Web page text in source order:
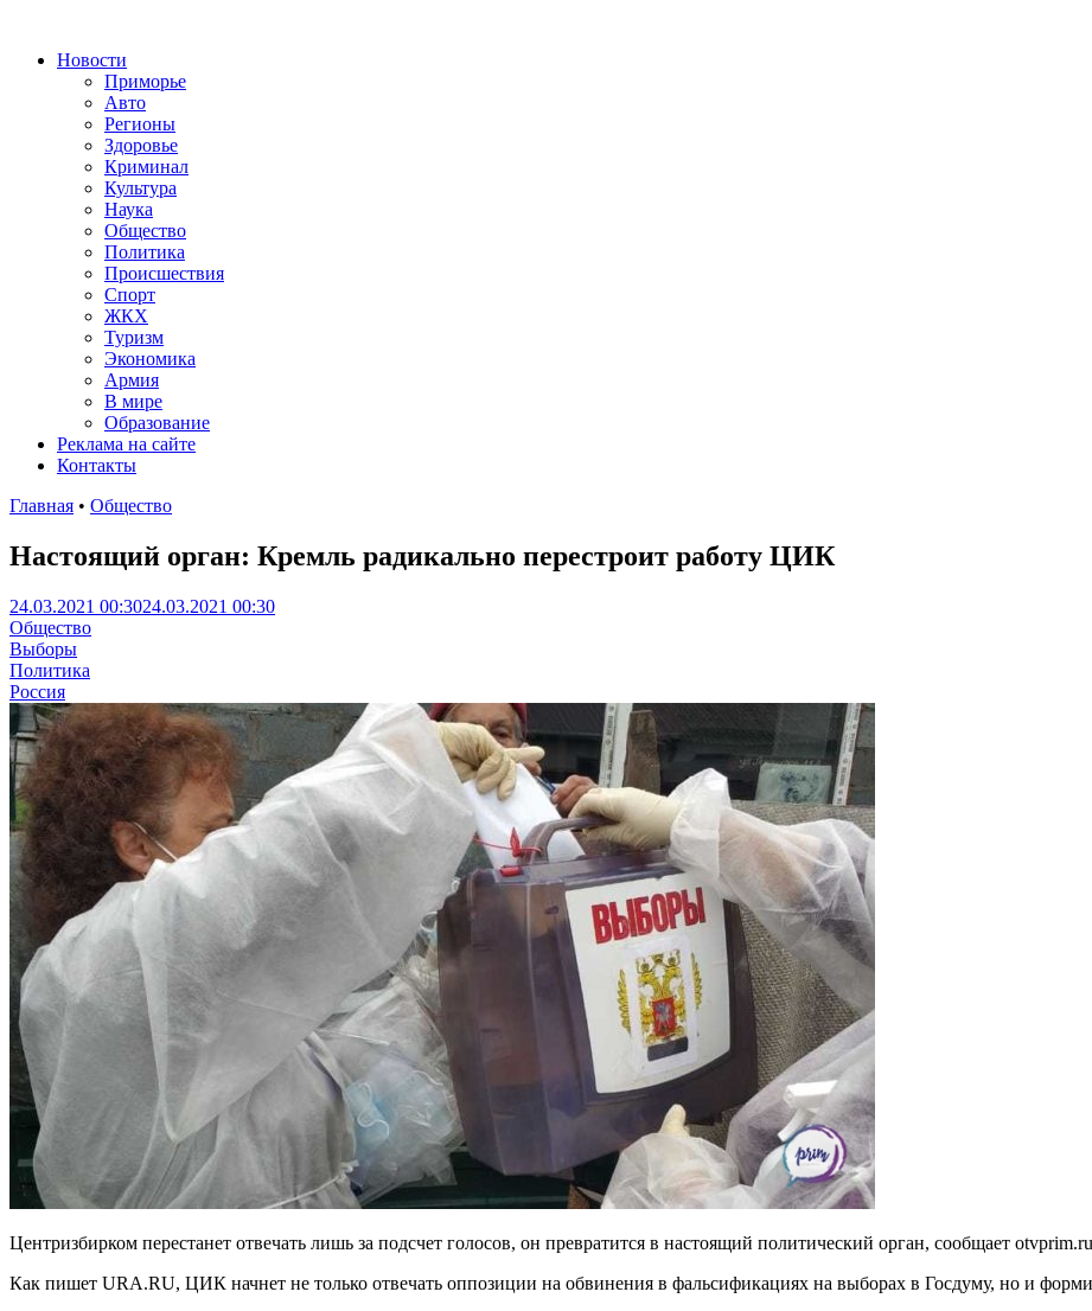
Новости
Приморье
Авто
Регионы
Здоровье
Криминал
Культура
Наука
Общество
Политика
Происшествия
Спорт
ЖКХ
Туризм
Экономика
Армия
В мире
Образование
Реклама на сайте
Контакты
Главная • Общество
Настоящий орган: Кремль радикально перестроит работу ЦИК
24.03.2021 00:3024.03.2021 00:30
Общество
Выборы
Политика
Россия
Центризбирком перестанет отвечать лишь за подсчет голосов, он превратится в настоящий политический орган, сообщает
Как пишет URA.RU, ЦИК начнет не только отвечать оппозиции на обвинения в фальсификациях на выборах в Госдуму, но и